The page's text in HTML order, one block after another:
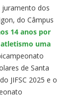
dos
do Câmpus
14 anos por
uma
de Santa
JIFSC 2025 e o